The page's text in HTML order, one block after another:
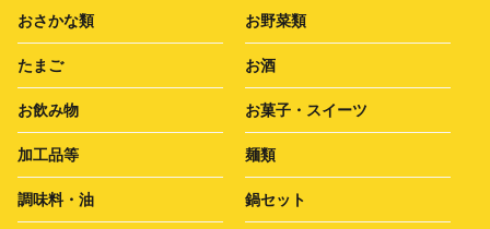
おさかな類 お野菜類
たまご お酒
お飲み物 お菓子・スイーツ
加工品等 麺類
調味料・油 鍋セット